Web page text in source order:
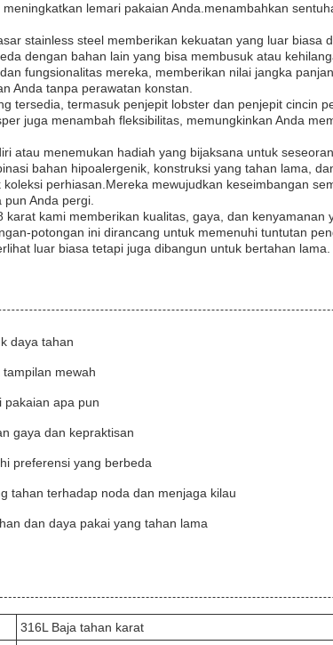
lemari pakaian Anda.menambahkan
stainless steel memberikan kekuatan yang luar biasa
dengan bahan lain yang bisa membusuk atau
fungsionalitas mereka, memberikan nilai jangka
Anda tanpa perawatan konstan.
tersedia, termasuk penjepit lobster dan penjepit cincin
juga menambah fleksibilitas, memungkinkan Anda
atau menemukan hadiah yang bijaksana untuk
bahan hipoalergenik, konstruksi yang tahan lama,
perhiasan.Mereka mewujudkan keseimbangan
Anda pergi.
kami memberikan kualitas, gaya, dan
potongan ini dirancang untuk memenuhi tuntutan
luar biasa tetapi juga dibangun untuk bertahan lama.
daya tahan
mewah
pakaian apa pun
gaya dan kepraktisan
preferensi yang berbeda
tahan terhadap noda dan menjaga kilau
dan daya pakai yang tahan lama
316L Baja tahan karat